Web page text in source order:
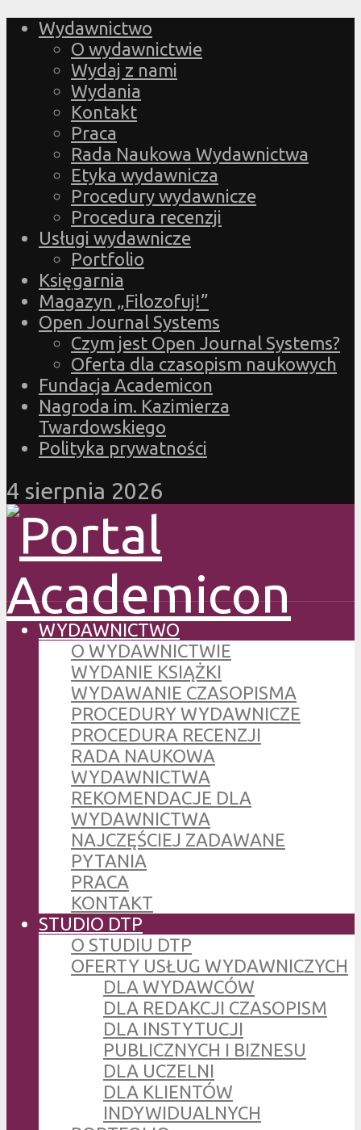
Wydawnictwo
O wydawnictwie
Wydaj z nami
Wydania
Kontakt
Praca
Rada Naukowa Wydawnictwa
Etyka wydawnicza
Procedury wydawnicze
Procedura recenzji
Usługi wydawnicze
Portfolio
Księgarnia
Magazyn „Filozofuj!”
Open Journal Systems
Czym jest Open Journal Systems?
Oferta dla czasopism naukowych
Fundacja Academicon
Nagroda im. Kazimierza
Twardowskiego
Polityka prywatności
4 sierpnia 2026
WYDAWNICTWO
O WYDAWNICTWIE
WYDANIE KSIĄŻKI
WYDAWANIE CZASOPISMA
PROCEDURY WYDAWNICZE
PROCEDURA RECENZJI
RADA NAUKOWA
WYDAWNICTWA
REKOMENDACJE DLA
WYDAWNICTWA
NAJCZĘŚCIEJ ZADAWANE
PYTANIA
PRACA
KONTAKT
STUDIO DTP
O STUDIU DTP
OFERTY USŁUG WYDAWNICZYCH
DLA WYDAWCÓW
DLA REDAKCJI CZASOPISM
DLA INSTYTUCJI
PUBLICZNYCH I BIZNESU
DLA UCZELNI
DLA KLIENTÓW
INDYWIDUALNYCH